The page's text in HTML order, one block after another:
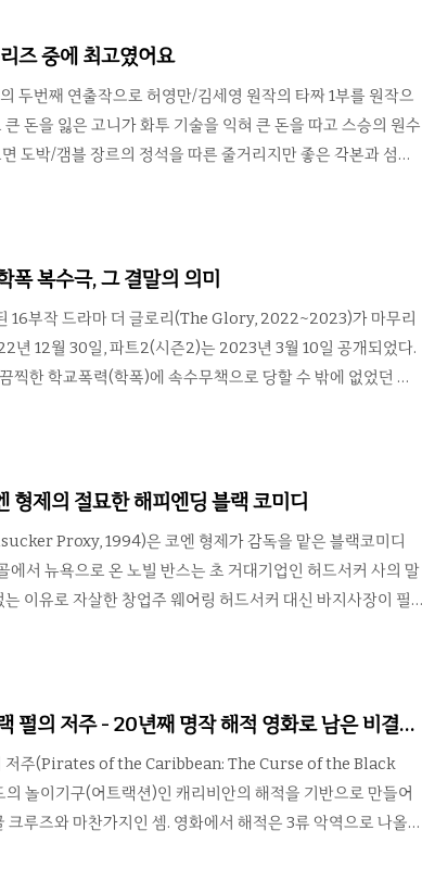
타의 전설에 얽힌 비밀을 섞어서 미야자키 하야오 감독 스타
즈 중에 최고였어요
두번째 연출작으로 허영만/김세영 원작의 타짜 1부를 원작으
돈을 잃은 고니가 화투 기술을 익혀 큰 돈을 따고 스승의 원수
도박/갬블 장르의 정석을 따른 줄거리지만 좋은 각본과 섬세
식, 유해진, 김윤석, 김응수, 권태원 등의 좋은 연기 덕분에 작
있으며 사람들 귀에 쏙쏙 박히는 인상적인 대사들이 많기로
폭 복수극, 그 결말의 의미
16부작 드라마 더 글로리(The Glory, 2022~2023)가 마무리
년 12월 30일, 파트2(시즌2)는 2023년 3월 10일 공개되었다.
찍한 학교폭력(학폭)에 속수무책으로 당할 수 밖에 없었던 문
에게 상처를 준 사람들에게 복수를 진행한다. 작가 김은숙은
이한 건 복수는 간접적으로 진행된다는 점. 문동은은 당사자에
형제의 절묘한 해피엔딩 블랙 코미디
Proxy, 1994)은 코엔 형제가 감독을 맡은 블랙코미디
에서 뉴욕으로 온 노빌 반스는 초 거대기업인 허드서커 사의 말
이유로 자살한 창업주 웨어링 허드서커 대신 바지사장이 필
머스버거는 매우 멍청해 보였던 노빌을 사장 자리에 앉혀 회사
오히려 허드서커 사의 주가를 크게 올리니 시드니는 낭패를 보
펄의 저주 - 20년째 명작 해적 영화로 남은 비결
저주(Pirates of the Caribbean: The Curse of the Black
놀이기구(어트랙션)인 캐리비안의 해적을 기반으로 만들어
크루즈와 마찬가지인 셈. 영화에서 해적은 3류 악역으로 나올
흥행에서 참패를 거둔 경우도 많았다. 하지만 캐리비안의 해